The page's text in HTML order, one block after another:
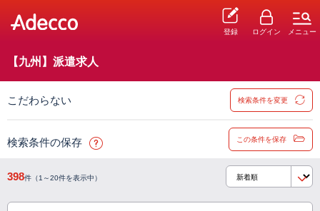
登録 ログイン メニュー
【九州】派遣求人
こだわらない 検索条件を変更
検索条件の保存 この条件を保存
398件（1～20件を表示中）